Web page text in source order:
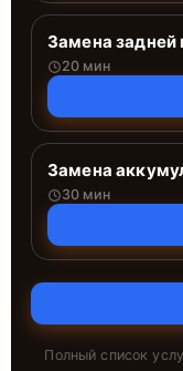
Замена
20 мин
Замена
30 мин
Полный список